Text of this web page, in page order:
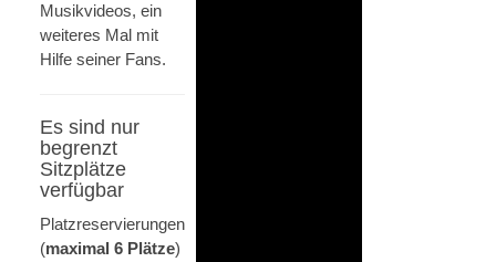
Musikvideos, ein
weiteres Mal mit
Hilfe seiner Fans.
Es sind nur
begrenzt
Sitzplätze
verfügbar
Platzreservierungen
(maximal 6 Plätze)